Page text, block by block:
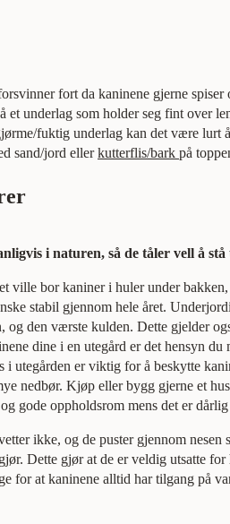
fort da kaninene gjerne spiser
et underlag som holder seg fint over
fuktig underlag kan det være lurt
sand/jord ellerkutterflis/bark på
i naturen, så de tåler vell å stå
ville bor kaniner i huler under
stabil gjennom hele året.
og den værste kulden. Dette gjelder
dine i en utegård er det hensyn du
i utegården er viktig for å beskytte
nedbør. Kjøp eller bygg gjerne et
gode oppholdsrom mens det er
ikke, og de puster gjennom nesen
Dette gjør at de er veldig utsatte for
for at kaninene alltid har tilgang på